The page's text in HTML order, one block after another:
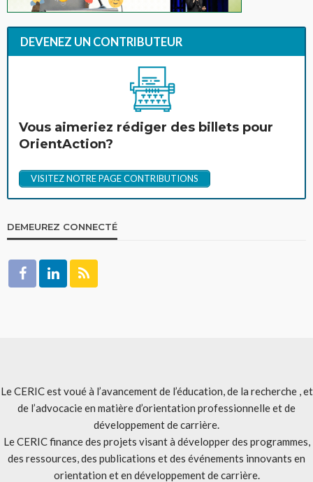
DEVENEZ UN CONTRIBUTEUR
Vous aimeriez rédiger des billets pour
OrientAction?
VISITEZ NOTRE PAGE CONTRIBUTIONS
DEMEUREZ CONNECTÉ
Le CERIC est voué à l’avancement de l’éducation, de la recherche , et
de l’advocacie en matière d’orientation professionnelle et de
développement de carrière.
Le CERIC finance des projets visant à développer des programmes,
des ressources, des publications et des événements innovants en
orientation et en développement de carrière.